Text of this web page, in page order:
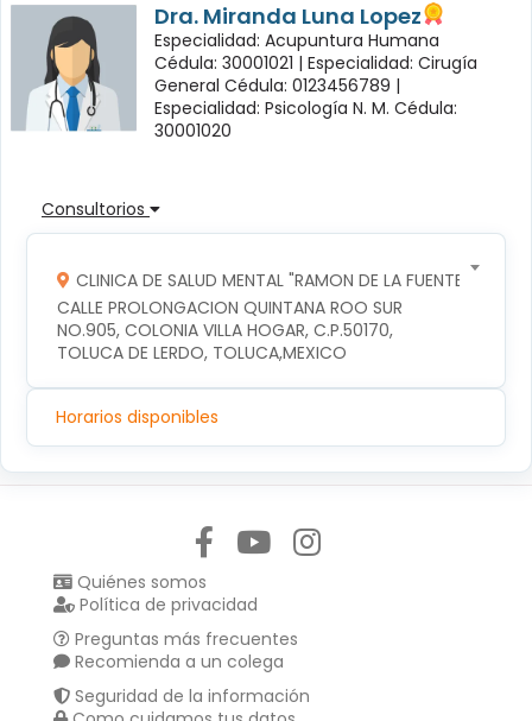
Dra. Miranda Luna Lopez
Especialidad: Acupuntura Humana
Cédula: 30001021 | Especialidad: Cirugía
General Cédula: 0123456789 |
Especialidad: Psicología N. M. Cédula:
30001020
Consultorios
CLINICA DE SALUD MENTAL "RAMON DE LA FUENTE"
CALLE PROLONGACION QUINTANA ROO SUR
NO.905, COLONIA VILLA HOGAR, C.P.50170,
TOLUCA DE LERDO, TOLUCA,MEXICO
Horarios disponibles
Quiénes somos
Política de privacidad
Preguntas más frecuentes
Recomienda a un colega
Seguridad de la información